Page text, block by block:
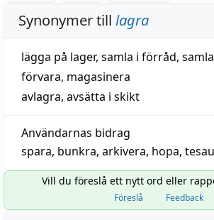
Synonymer till lagra
lägga på lager, samla i förråd, samla
förvara, magasinera
avlagra, avsätta i skikt
Användarnas bidrag
spara, bunkra, arkivera, hopa,
Vill du föreslå ett nytt ord eller
Föreslå Feedback